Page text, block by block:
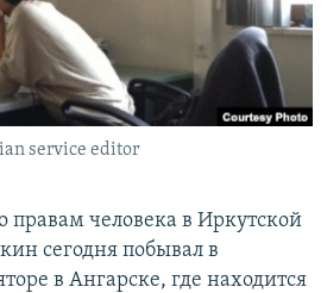
service editor
человека в Иркутской
сегодня побывал в
в Ангарске, где находится